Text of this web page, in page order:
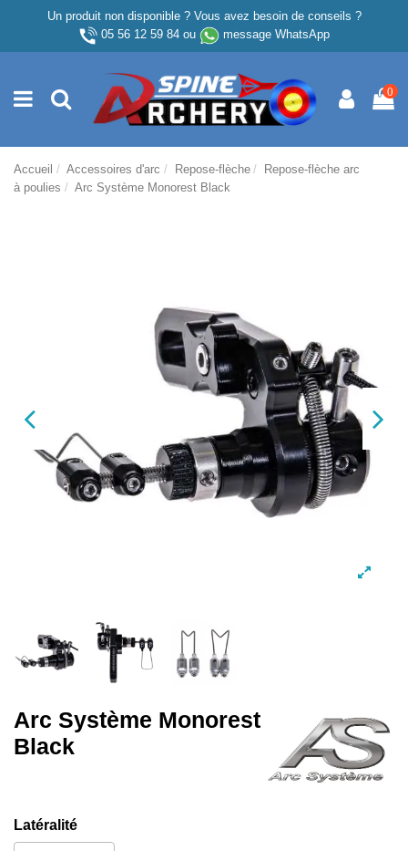
Un produit non disponible ? Vous avez besoin de conseils ?
05 56 12 59 84ou message WhatsApp
0
Accueil Accessoires d'arc Repose-flèche
Repose-flèche arc
à poulies
Arc Système Monorest Black
Arc Système Monorest
Black
Latéralité